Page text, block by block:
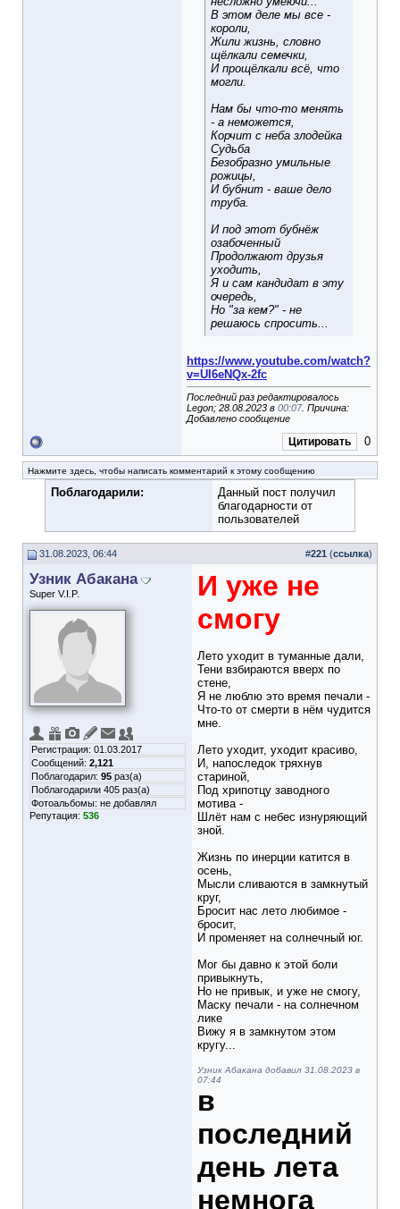
В этом деле мы все -
короли,
Жили жизнь, словно
щёлкали семечки,
И прощёлкали всё, что
могли.
Нам бы что-то менять
- а неможется,
Корчит с неба злодейка
Судьба
Безобразно умильные
рожицы,
И бубнит - ваше дело
труба.
И под этот бубнёж
озабоченный
Продолжают друзья
уходить,
Я и сам кандидат в эту
очередь,
Но "за кем?" - не
решаюсь спросить...
https://www.youtube.com/watch?
v=Ul6eNQx-2fc
Последний раз редактировалось
Legon; 28.08.2023 в 00:07. Причина:
Добавлено сообщение
Цитировать 0
Нажмите здесь, чтобы написать комментарий к этому сообщению
Поблагодарили:
Данный пост получил
благодарности от
пользователей
31.08.2023, 06:44 #221 (ссылка)
Узник Абакана
Super V.I.P.
Регистрация: 01.03.2017
Сообщений: 2,121
Поблагодарил: 95 раз(а)
Поблагодарили 405 раз(а)
Фотоальбомы: не добавлял
Репутация: 536
И уже не
смогу
Лето уходит в туманные дали,
Тени взбираются вверх по
стене,
Я не люблю это время печали -
Что-то от смерти в нём чудится
мне.
Лето уходит, уходит красиво,
И, напоследок тряхнув
стариной,
Под хрипотцу заводного
мотива -
Шлёт нам с небес изнуряющий
зной.
Жизнь по инерции катится в
осень,
Мысли сливаются в замкнутый
круг,
Бросит нас лето любимое -
бросит,
И променяет на солнечный юг.
Мог бы давно к этой боли
привыкнуть,
Но не привык, и уже не смогу,
Маску печали - на солнечном
лике
Вижу я в замкнутом этом
кругу...
Узник Абакана добавил 31.08.2023 в
07:44
в
последний
день лета
немнога